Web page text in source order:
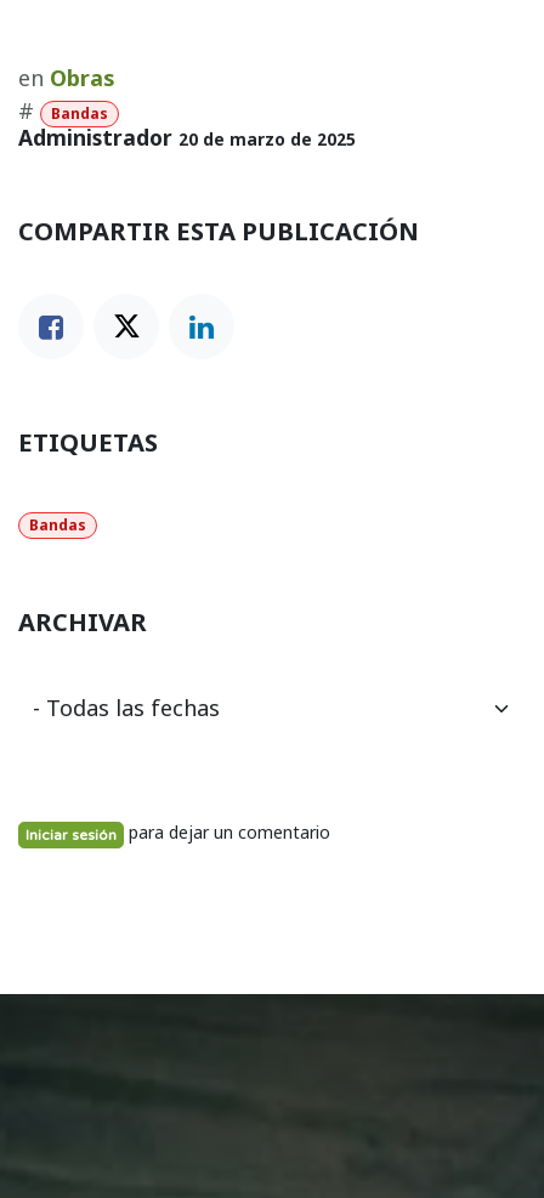
en Obras
#
Bandas
Administrador 20 de marzo de 2025
COMPARTIR ESTA PUBLICACIÓN
ETIQUETAS
Bandas
ARCHIVAR
Iniciar sesión para dejar un comentario